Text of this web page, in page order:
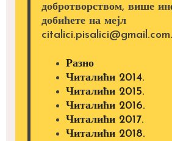
добротворством, више
добићете на мејл
citalici.pisalici@gmail.com.
Разно
Читалићи 2014.
Читалићи 2015.
Читалићи 2016.
Читалићи 2017.
Читалићи 2018.